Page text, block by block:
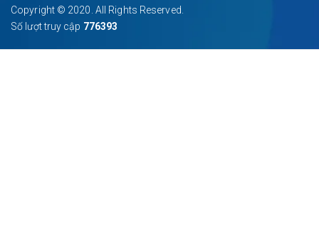
Copyright © 2020. All Rights Reserved.
Số lượt truy cập 776393